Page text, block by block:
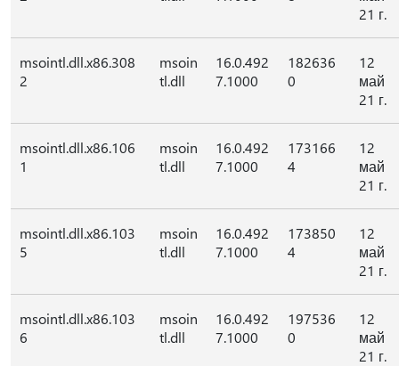
21 г.
msointl.dll.x86.308
2
msoin
tl.dll
16.0.492
7.1000
182636
0
12
май
21 г.
msointl.dll.x86.106
1
msoin
tl.dll
16.0.492
7.1000
173166
4
12
май
21 г.
msointl.dll.x86.103
5
msoin
tl.dll
16.0.492
7.1000
173850
4
12
май
21 г.
msointl.dll.x86.103
6
msoin
tl.dll
16.0.492
7.1000
197536
0
12
май
21 г.